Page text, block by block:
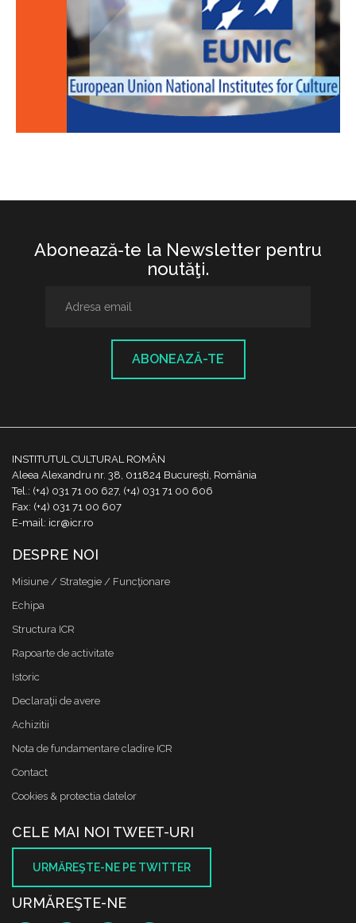
Abonează-te la Newsletter pentru
noutăţi.
ABONEAZĂ-TE
INSTITUTUL CULTURAL ROMÂN
Aleea Alexandru nr. 38, 011824 București, România
Tel.: (+4) 031 71 00 627, (+4) 031 71 00 606
Fax: (+4) 031 71 00 607
E-mail: icr@icr.ro
DESPRE NOI
Misiune / Strategie / Funcţionare
Echipa
Structura ICR
Rapoarte de activitate
Istoric
Declaraţii de avere
Achizitii
Nota de fundamentare cladire ICR
Contact
Cookies & protectia datelor
CELE MAI NOI TWEET-URI
URMĂREŞTE-NE PE TWITTER
URMĂREŞTE-NE